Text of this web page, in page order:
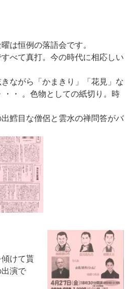
は恒例の落語会です。
べて真打。今の時代に相応しい
ながら「かまきり」「花見」な
・ 。色物としての紙切り。時
鱈目な僧侶と雲水の禅問答がバ
けて貰
演で